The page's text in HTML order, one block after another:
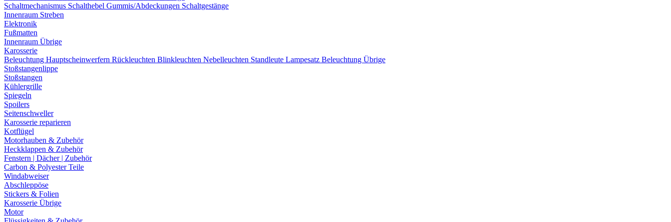
Schaltmechanismus Schalthebel Gummis/Abdeckungen Schaltgestänge
Innenraum Streben
Elektronik
Fußmatten
Innenraum Übrige
Karosserie
Beleuchtung Hauptscheinwerfern Rückleuchten Blinkleuchten Nebelleuchten Standleute Lampesatz Beleuchtung Übrige
Stoßstangenlippe
Stoßstangen
Kühlergrille
Spiegeln
Spoilers
Seitenschweller
Karosserie reparieren
Kotflügel
Motorhauben & Zubehör
Heckklappen & Zubehör
Fenstern | Dächer | Zubehör
Carbon & Polyester Teile
Windabweiser
Abschleppöse
Stickers & Folien
Karosserie Übrige
Motor